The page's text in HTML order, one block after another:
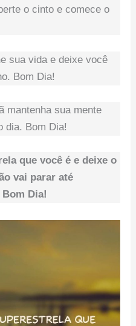
o cinto e comece o
sua vida e deixe você
Bom Dia!
mantenha sua mente
dia. Bom Dia!
que você é e deixe o
vai parar até
Dia!